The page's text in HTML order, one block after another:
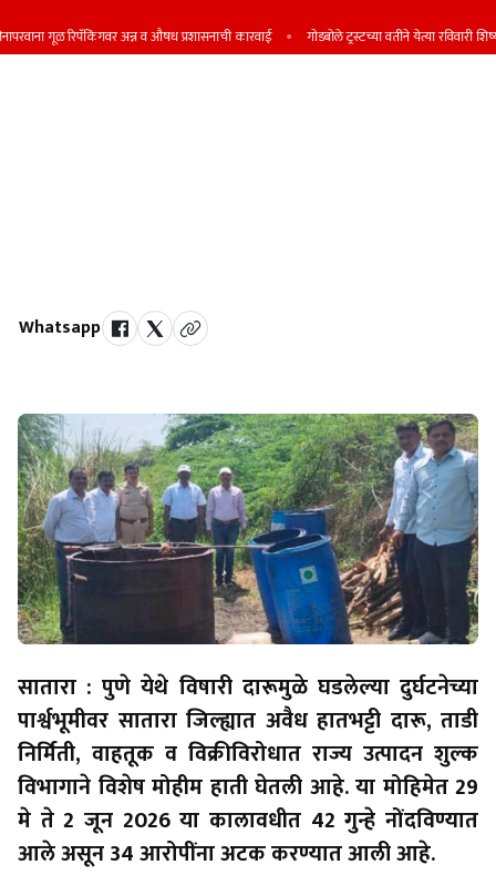
गूळ रिपॅकिंगवर अन्न व औषध प्रशासनाची कारवाई गोडबोले ट्रस्टच्या वतीने येत्या रविवारी
Whatsapp
सातारा : पुणे येथे विषारी दारूमुळे घडलेल्या दुर्घटनेच्या
पार्श्वभूमीवर सातारा जिल्ह्यात अवैध हातभट्टी दारू, ताडी
निर्मिती, वाहतूक व विक्रीविरोधात राज्य उत्पादन शुल्क
विभागाने विशेष मोहीम हाती घेतली आहे. या मोहिमेत 29
मे ते 2 जून 2026 या कालावधीत 42 गुन्हे नोंदविण्यात
आले असून 34 आरोपींना अटक करण्यात आली आहे.